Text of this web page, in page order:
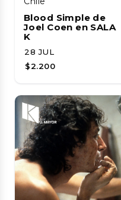
Blood Simple de
Joel Coen en SALA
K
28 JUL
$2.200